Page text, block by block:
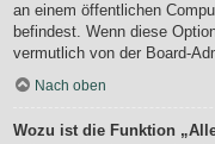
an einem öffentlichen
befindest. Wenn diese
vermutlich von der Board-
Nach oben
Wozu ist die Funktion